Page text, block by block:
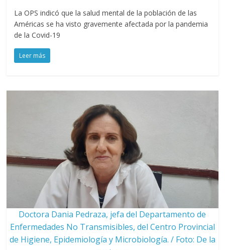
La OPS indicó que la salud mental de la población de las
Américas se ha visto gravemente afectada por la pandemia
de la Covid-19
Leer más
Doctora Dania Pedraza, jefa del Departamento de
Enfermedades No Transmisibles, del Centro Provincial
de Higiene, Epidemiología y Microbiología. / Foto: De la